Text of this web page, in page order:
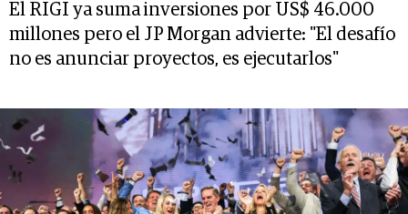
El RIGI ya suma inversiones por US$ 46.000
millones pero el JP Morgan advierte: "El desafío
no es anunciar proyectos, es ejecutarlos"